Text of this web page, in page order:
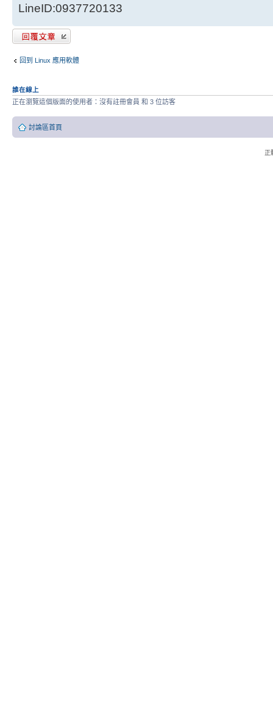
LineID:0937720133
發表回覆
回到 Linux 應用軟體
誰在線上
正在瀏覽這個版面的使用者：沒有註冊會員 和 3 位訪客
討論區首頁
正